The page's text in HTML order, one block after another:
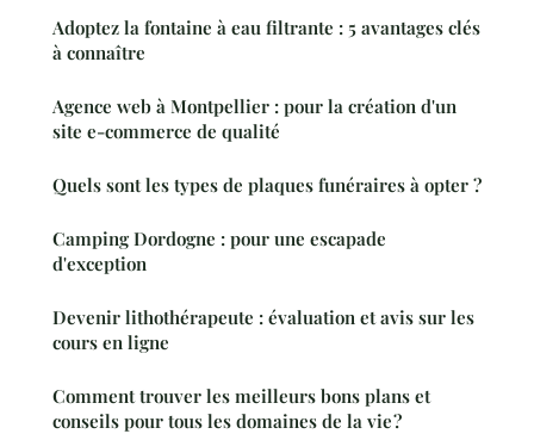
Adoptez la fontaine à eau filtrante : 5 avantages clés
à connaître
Agence web à Montpellier : pour la création d'un
site e-commerce de qualité
Quels sont les types de plaques funéraires à opter ?
Camping Dordogne : pour une escapade
d'exception
Devenir lithothérapeute : évaluation et avis sur les
cours en ligne
Comment trouver les meilleurs bons plans et
conseils pour tous les domaines de la vie ?